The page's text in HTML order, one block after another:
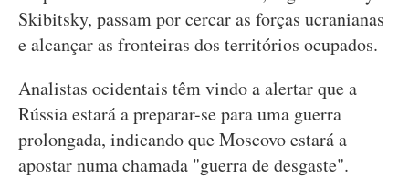
Skibitsky, passam por cercar as forças ucranianas
e alcançar as fronteiras dos territórios ocupados.
Analistas ocidentais têm vindo a alertar que a
Rússia estará a preparar-se para uma guerra
prolongada, indicando que Moscovo estará a
apostar numa chamada "guerra de desgaste".